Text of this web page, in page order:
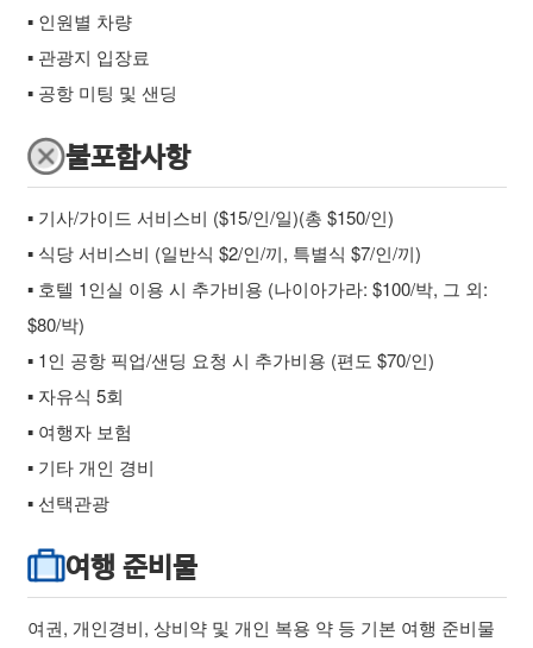
▪ 인원별 차량
▪ 관광지 입장료
▪ 공항 미팅 및 샌딩
불포함사항
▪ 기사/가이드 서비스비 ($15/인/일)(총 $150/인)
▪ 식당 서비스비 (일반식 $2/인/끼, 특별식 $7/인/끼)
▪ 호텔 1인실 이용 시 추가비용 (나이아가라: $100/박, 그 외:
$80/박)
▪ 1인 공항 픽업/샌딩 요청 시 추가비용 (편도 $70/인)
▪ 자유식 5회
▪ 여행자 보험
▪ 기타 개인 경비
▪ 선택관광
여행 준비물
여권, 개인경비, 상비약 및 개인 복용 약 등 기본 여행 준비물